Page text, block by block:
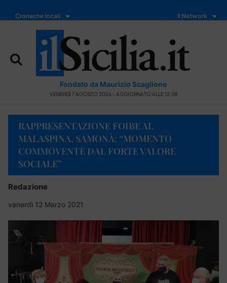
Cronache locali Il Network
Fondato da Maurizio Scaglione
VENERDÌ 7 AGOSTO 2026 - AGGIORNATO ALLE 12:58
RAPPRESENTAZIONE FOIBE AL
MALASPINA, SAMONÀ: “MOMENTO
COMMOVENTE DAL FORTE VALORE
SOCIALE”
Redazione
venerdì 12 Marzo 2021